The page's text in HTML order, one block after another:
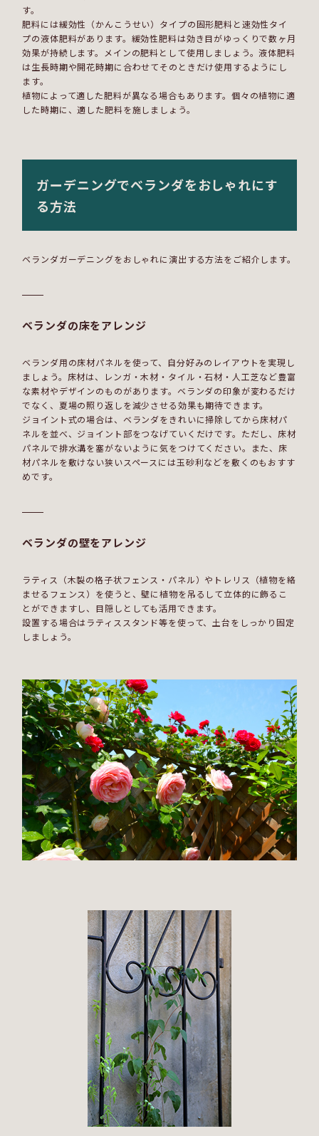
す。
肥料には緩効性（かんこうせい）タイプの固形肥料と速効性タイ
プの液体肥料があります。緩効性肥料は効き目がゆっくりで数ヶ月
効果が持続します。メインの肥料として使用しましょう。液体肥料
は生長時期や開花時期に合わせてそのときだけ使用するようにし
ます。
植物によって適した肥料が異なる場合もあります。個々の植物に適
した時期に、適した肥料を施しましょう。
ガーデニングでベランダをおしゃれにす
る方法
ベランダガーデニングをおしゃれに演出する方法をご紹介します。
ベランダの床をアレンジ
ベランダ用の床材パネルを使って、自分好みのレイアウトを実現し
ましょう。床材は、レンガ・木材・タイル・石材・人工芝など豊富
な素材やデザインのものがあります。ベランダの印象が変わるだけ
でなく、夏場の照り返しを減少させる効果も期待できます。
ジョイント式の場合は、ベランダをきれいに掃除してから床材パ
ネルを並べ、ジョイント部をつなげていくだけです。ただし、床材
パネルで排水溝を塞がないように気をつけてください。また、床
材パネルを敷けない狭いスペースには玉砂利などを敷くのもおすす
めです。
ベランダの壁をアレンジ
ラティス（木製の格子状フェンス・パネル）やトレリス（植物を絡
ませるフェンス）を使うと、壁に植物を吊るして立体的に飾るこ
とができますし、目隠しとしても活用できます。
設置する場合はラティススタンド等を使って、土台をしっかり固定
しましょう。